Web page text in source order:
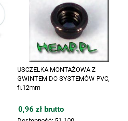
USCZELKA MONTAŻOWA Z
GWINTEM DO SYSTEMÓW PVC,
fi.12mm
0,96 zł brutto